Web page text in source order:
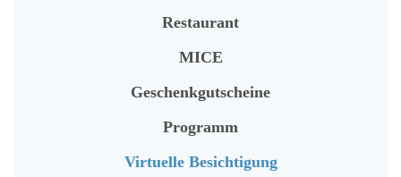
Restaurant
MICE
Geschenkgutscheine
Programm
Virtuelle Besichtigung